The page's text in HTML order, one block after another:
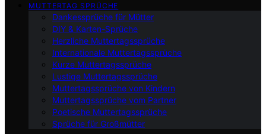
MUTTERTAG SPRÜCHE
Dankessprüche für Mütter
DIY & Karten-Sprüche
Herzliche Muttertagssprüche
Internationale Muttertagssprüche
Kurze Muttertagssprüche
Lustige Muttertagssprüche
Muttertagssprüche von Kindern
Muttertagssprüche vom Partner
Poetische Muttertagssprüche
Sprüche für Großmütter